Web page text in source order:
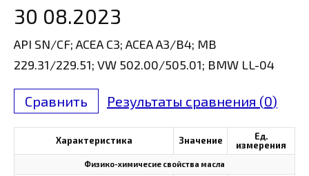
30 08.2023
API SN/CF; ACEA C3; ACEA A3/B4; MB
229.31/229.51; VW 502.00/505.01; BMW LL-04
Сравнить Результаты сравнения (0)
Характеристика Значение
Ед.
измерения
Физико-химичесие свойства масла